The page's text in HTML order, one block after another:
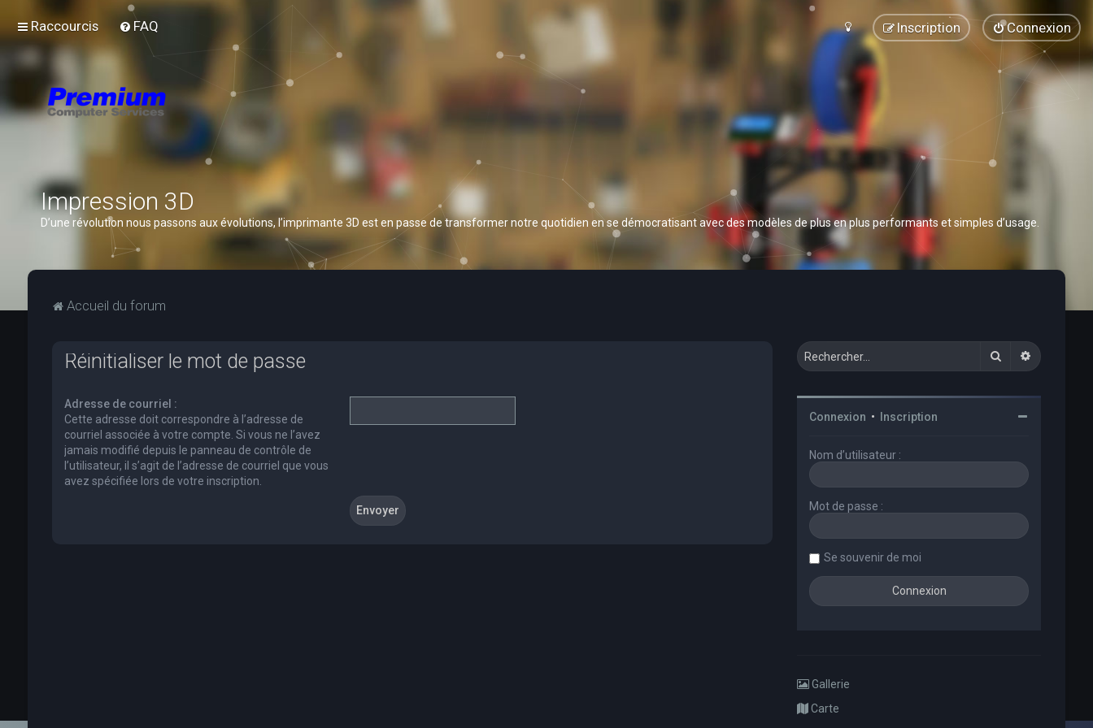
Raccourcis FAQ Connexion
Inscription
Impression 3D
D’une révolution nous passons aux évolutions, l’imprimante 3D est en passe de transformer notre quotidien en se démocratisant avec des modèles de plus en plus performants et simples d’usage.
Accueil du forum
Réinitialiser le mot de passe
Adresse de courriel :
Cette adresse doit correspondre à l’adresse de
courriel associée à votre compte. Si vous ne l’avez
jamais modifié depuis le panneau de contrôle de
l’utilisateur, il s’agit de l’adresse de courriel que vous
avez spécifiée lors de votre inscription.
Rechercher
Connexion • Inscription
Nom d’utilisateur :
Mot de passe :
Se souvenir de moi
Gallerie
Carte